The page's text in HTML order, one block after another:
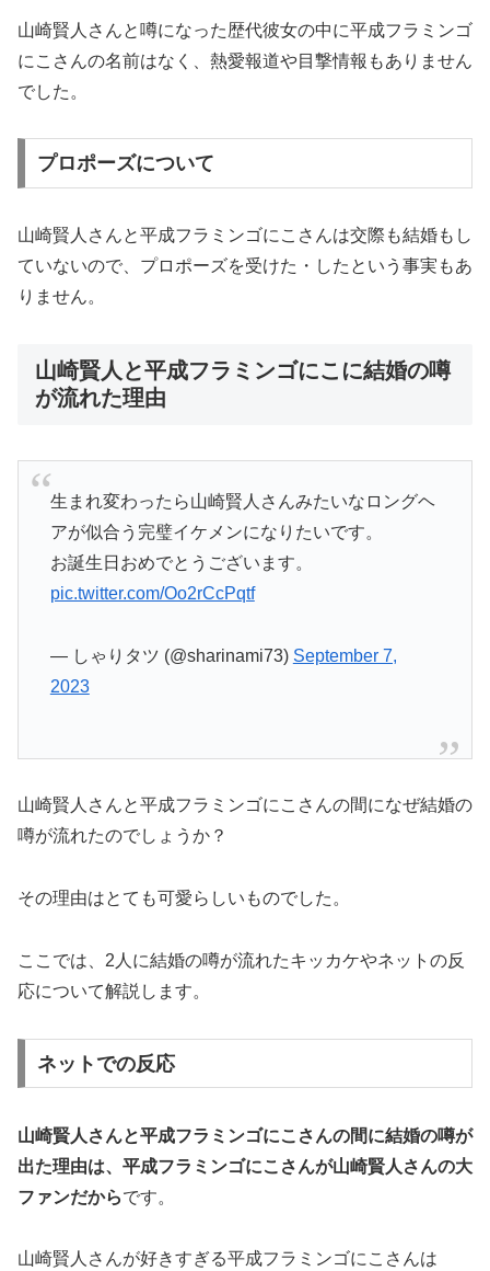
山崎賢人さんと噂になった歴代彼女の中に平成フラミンゴ
にこさんの名前はなく、熱愛報道や目撃情報もありません
でした。
プロポーズについて
山崎賢人さんと平成フラミンゴにこさんは交際も結婚もし
ていないので、プロポーズを受けた・したという事実もあ
りません。
山崎賢人と平成フラミンゴにこに結婚の噂
が流れた理由
生まれ変わったら山崎賢人さんみたいなロングヘ
アが似合う完璧イケメンになりたいです。
お誕生日おめでとうございます。
pic.twitter.com/Oo2rCcPqtf
— しゃりタツ (@sharinami73) September 7,
2023
山崎賢人さんと平成フラミンゴにこさんの間になぜ結婚の
噂が流れたのでしょうか？
その理由はとても可愛らしいものでした。
ここでは、2人に結婚の噂が流れたキッカケやネットの反
応について解説します。
ネットでの反応
山崎賢人さんと平成フラミンゴにこさんの間に結婚の噂が
出た理由は、平成フラミンゴにこさんが山崎賢人さんの大
ファンだからです。
山崎賢人さんが好きすぎる平成フラミンゴにこさんは